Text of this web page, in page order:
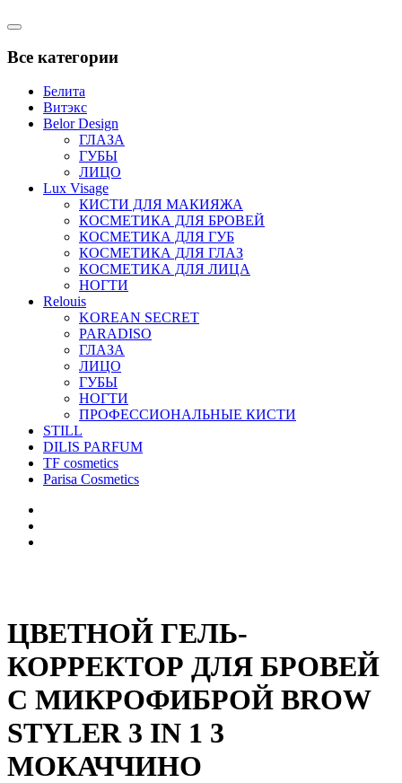
Catalog
Все категории
Белита
Витэкс
Belor Design
ГЛАЗА
ГУБЫ
ЛИЦО
Lux Visage
КИСТИ ДЛЯ МАКИЯЖА
КОСМЕТИКА ДЛЯ БРОВЕЙ
КОСМЕТИКА ДЛЯ ГУБ
КОСМЕТИКА ДЛЯ ГЛАЗ
КОСМЕТИКА ДЛЯ ЛИЦА
НОГТИ
Relouis
KOREAN SECRET
PARADISO
ГЛАЗА
ЛИЦО
ГУБЫ
НОГТИ
ПРОФЕССИОНАЛЬНЫЕ КИСТИ
STILL
DILIS PARFUM
TF cosmetics
Parisa Cosmetics
ЦВЕТНОЙ ГЕЛЬ-
КОРРЕКТОР ДЛЯ БРОВЕЙ
С МИКРОФИБРОЙ BROW
STYLER 3 IN 1 3
МОКАЧЧИНО